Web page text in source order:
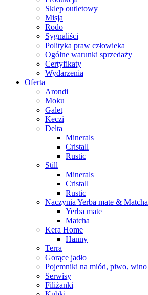
Sklep outletowy
Misja
Rodo
Sygnaliści
Polityka praw człowieka
Ogólne warunki sprzedaży
Certyfikaty
Wydarzenia
Oferta
Arondi
Moku
Galet
Keczi
Delta
Minerals
Cristall
Rustic
Still
Minerals
Cristall
Rustic
Naczynia Yerba mate & Matcha
Yerba mate
Matcha
Kera Home
Hanny
Terra
Gorące jadło
Pojemniki na miód, piwo, wino
Serwisy
Filiżanki